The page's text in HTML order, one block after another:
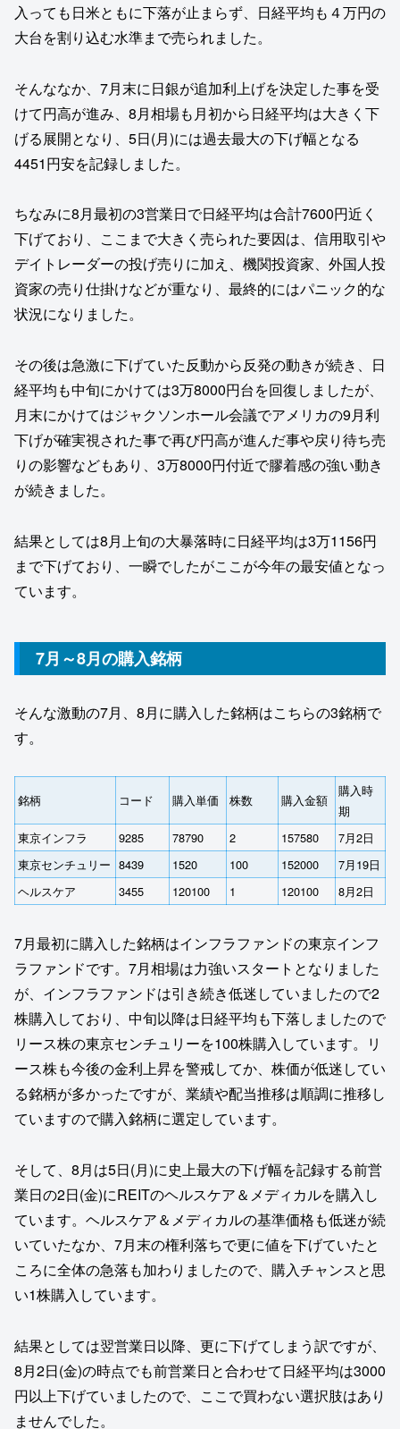
入っても日米ともに下落が止まらず、日経平均も４万円の
大台を割り込む水準まで売られました。
そんななか、7月末に日銀が追加利上げを決定した事を受
けて円高が進み、8月相場も月初から日経平均は大きく下
げる展開となり、5日(月)には過去最大の下げ幅となる
4451円安を記録しました。
ちなみに8月最初の3営業日で日経平均は合計7600円近く
下げており、ここまで大きく売られた要因は、信用取引や
デイトレーダーの投げ売りに加え、機関投資家、外国人投
資家の売り仕掛けなどが重なり、最終的にはパニック的な
状況になりました。
その後は急激に下げていた反動から反発の動きが続き、日
経平均も中旬にかけては3万8000円台を回復しましたが、
月末にかけてはジャクソンホール会議でアメリカの9月利
下げが確実視された事で再び円高が進んだ事や戻り待ち売
りの影響などもあり、3万8000円付近で膠着感の強い動き
が続きました。
結果としては8月上旬の大暴落時に日経平均は3万1156円
まで下げており、一瞬でしたがここが今年の最安値となっ
ています。
7月～8月の購入銘柄
そんな激動の7月、8月に購入した銘柄はこちらの3銘柄で
す。
銘柄 コード 購入単価 株数 購入金額
購入時
期
東京インフラ
9285 78790 2 157580
7月2日
東京センチュリー 8439 1520 100 152000
7月19日
ヘルスケア
3455 120100 1 120100 8月2日
7月最初に購入した銘柄はインフラファンドの東京インフ
ラファンドです。7月相場は力強いスタートとなりました
が、インフラファンドは引き続き低迷していましたので2
株購入しており、中旬以降は日経平均も下落しましたので
リース株の東京センチュリーを100株購入しています。リ
ース株も今後の金利上昇を警戒してか、株価が低迷してい
る銘柄が多かったですが、業績や配当推移は順調に推移し
ていますので購入銘柄に選定しています。
そして、8月は5日(月)に史上最大の下げ幅を記録する前営
業日の2日(金)にREITのヘルスケア＆メディカルを購入し
ています。ヘルスケア＆メディカルの基準価格も低迷が続
いていたなか、7月末の権利落ちで更に値を下げていたと
ころに全体の急落も加わりましたので、購入チャンスと思
い1株購入しています。
結果としては翌営業日以降、更に下げてしまう訳ですが、
8月2日(金)の時点でも前営業日と合わせて日経平均は3000
円以上下げていましたので、ここで買わない選択肢はあり
ませんでした。